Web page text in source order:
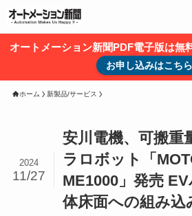
オートメーション新聞PDF電子版は無
お申し込みはこち
ホーム 新製品/サービス
安川電機、可搬重
ラロボット「
ME1000」発売
体床面への組み込
2024
11/27